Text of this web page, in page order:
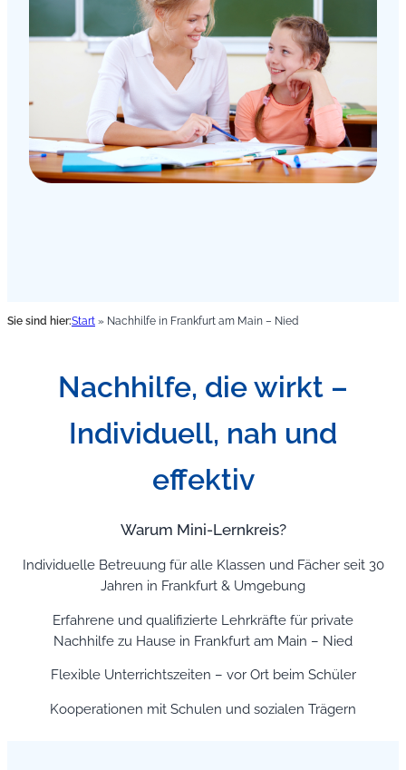
Sie sind hier:Start » Nachhilfe in Frankfurt am Main – Nied
Nachhilfe, die wirkt –
Individuell, nah und
effektiv
Warum Mini-Lernkreis?
Individuelle Betreuung für alle Klassen und Fächer seit 30
Jahren in Frankfurt & Umgebung
Erfahrene und qualifizierte Lehrkräfte für private
Nachhilfe zu Hause in Frankfurt am Main – Nied
Flexible Unterrichtszeiten – vor Ort beim Schüler
Kooperationen mit Schulen und sozialen Trägern